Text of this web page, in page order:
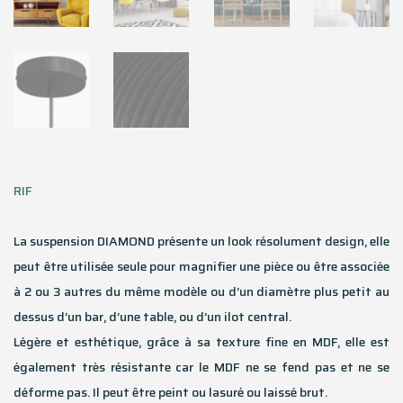
RIF
La suspension DIAMOND présente un look résolument design, elle
peut être utilisée seule pour magnifier une pièce ou être associée
à 2 ou 3 autres du même modèle ou d’un diamètre plus petit au
dessus d’un bar, d’une table, ou d’un ilot central.
Légère et esthétique, grâce à sa texture fine en MDF, elle est
également très résistante car le MDF ne se fend pas et ne se
déforme pas. Il peut être peint ou lasuré ou laissé brut.